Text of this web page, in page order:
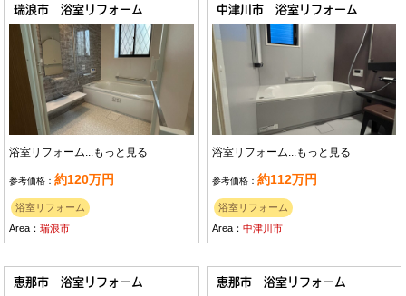
瑞浪市 浴室リフォーム
浴室リフォーム...もっと見る
参考価格：約120万円
浴室リフォーム
Area：瑞浪市
中津川市 浴室リフォーム
浴室リフォーム...もっと見る
参考価格：約112万円
浴室リフォーム
Area：中津川市
恵那市 浴室リフォーム 恵那市 浴室リフォーム